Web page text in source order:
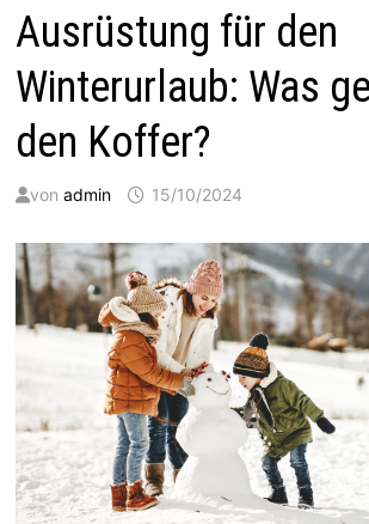
Ausrüstung für den
Winterurlaub: Was
den Koffer?
von admin 15/10/2024